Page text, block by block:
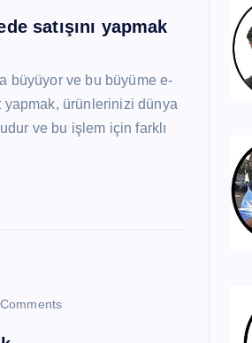
satışını yapmak
büyüyor ve bu büyüme e-
yapmak, ürünlerinizi dünya
ve bu işlem için farklı